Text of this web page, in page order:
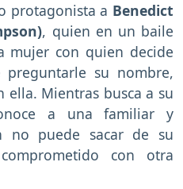
protagonista a Benedict
, quien en un baile
mujer con quien decide
preguntarle su nombre,
Mientras busca a su
a una familiar y
no puede sacar de su
con otra